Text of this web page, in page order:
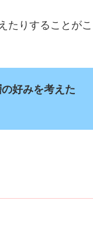
たりすることがこ
好みを考えた